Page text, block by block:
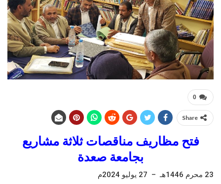
0
Share
فتح مظاريف مناقصات ثلاثة مشاريع
بجامعة صعدة
23 محرم 1446هـ – 27 يوليو 2024م